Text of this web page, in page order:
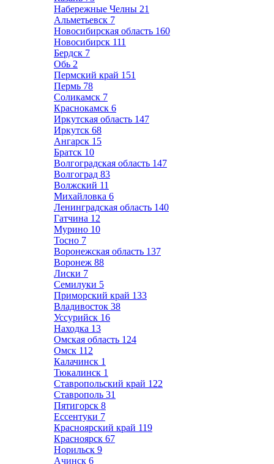
Набережные Челны 21
Альметьевск 7
Новосибирская область 160
Новосибирск 111
Бердск 7
Обь 2
Пермский край 151
Пермь 78
Соликамск 7
Краснокамск 6
Иркутская область 147
Иркутск 68
Ангарск 15
Братск 10
Волгоградская область 147
Волгоград 83
Волжский 11
Михайловка 6
Ленинградская область 140
Гатчина 12
Мурино 10
Тосно 7
Воронежская область 137
Воронеж 88
Лиски 7
Семилуки 5
Приморский край 133
Владивосток 38
Уссурийск 16
Находка 13
Омская область 124
Омск 112
Калачинск 1
Тюкалинск 1
Ставропольский край 122
Ставрополь 31
Пятигорск 8
Ессентуки 7
Красноярский край 119
Красноярск 67
Норильск 9
Ачинск 6